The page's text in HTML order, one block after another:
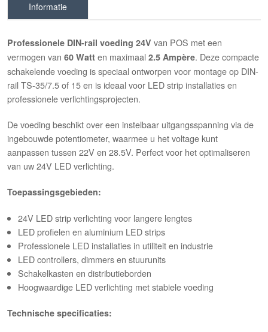
Informatie
Professionele DIN-rail voeding 24V van POS met een
vermogen van60 Watt en maximaal2.5 Ampère. Deze compacte
schakelende voeding is speciaal ontworpen voor montage op DIN-
rail TS-35/7.5 of 15 en is ideaal voor LED strip installaties en
professionele verlichtingsprojecten.
De voeding beschikt over een instelbaar uitgangsspanning via de
ingebouwde potentiometer, waarmee u het voltage kunt
aanpassen tussen 22V en 28.5V. Perfect voor het optimaliseren
van uw 24V LED verlichting.
Toepassingsgebieden:
24V LED strip verlichting voor langere lengtes
LED profielen en aluminium LED strips
Professionele LED installaties in utiliteit en industrie
LED controllers, dimmers en stuurunits
Schakelkasten en distributieborden
Hoogwaardige LED verlichting met stabiele voeding
Technische specificaties: